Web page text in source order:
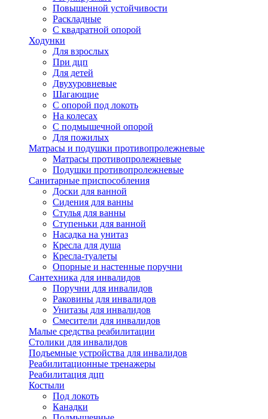
Повышенной устойчивости
Раскладные
С квадратной опорой
Ходунки
Для взрослых
При дцп
Для детей
Двухуровневые
Шагающие
С опорой под локоть
На колесах
С подмышечной опорой
Для пожилых
Матрасы и подушки противопролежневые
Матрасы противопролежневые
Подушки противопролежневые
Санитарные приспособления
Доски для ванной
Сидения для ванны
Стулья для ванны
Ступеньки для ванной
Насадка на унитаз
Кресла для душа
Кресла-туалеты
Опорные и настенные поручни
Сантехника для инвалидов
Поручни для инвалидов
Раковины для инвалидов
Унитазы для инвалидов
Смесители для инвалидов
Малые средства реабилитации
Столики для инвалидов
Подъемные устройства для инвалидов
Реабилитационные тренажеры
Реабилитация дцп
Костыли
Под локоть
Канадки